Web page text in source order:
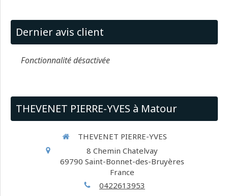
Dernier avis client
Fonctionnalité désactivée
THEVENET PIERRE-YVES à Matour
THEVENET PIERRE-YVES
8 Chemin Chatelvay
69790 Saint-Bonnet-des-Bruyères
France
0422613953